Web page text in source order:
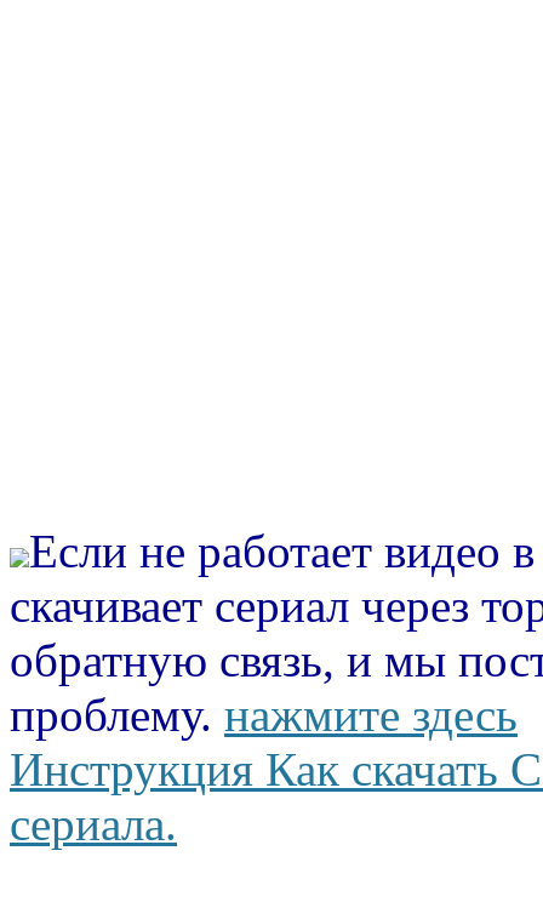
Если не работает видео
скачивает сериал через
обратную связь, и мы
проблему. нажмите здесь
Инструкция Как скачать
сериала.